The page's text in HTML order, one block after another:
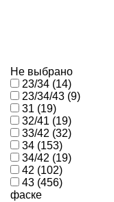
Не выбрано
23/34 (14)
23/34/43 (9)
31 (19)
32/41 (19)
33/42 (32)
34 (153)
34/42 (19)
42 (102)
43 (456)
фаске